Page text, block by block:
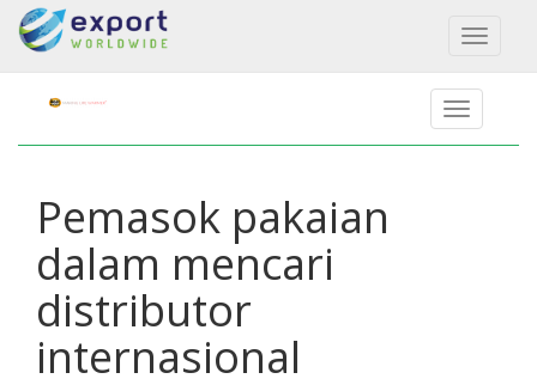
Toggle
Pemasok pakaian
dalam mencari
distributor
internasional